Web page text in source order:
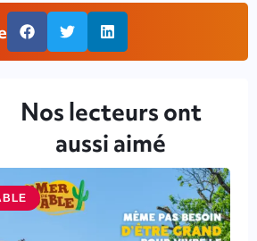
Nos lecteurs ont
aussi aimé